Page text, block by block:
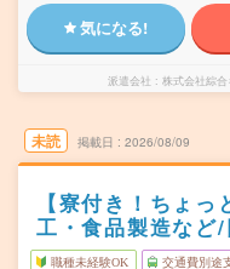
気になる!
派遣会社 株式会社綜
未読 掲載日 2026/08/09
【寮付き！ちょ
工・食品製造など
職種未経験OK 交通費別途